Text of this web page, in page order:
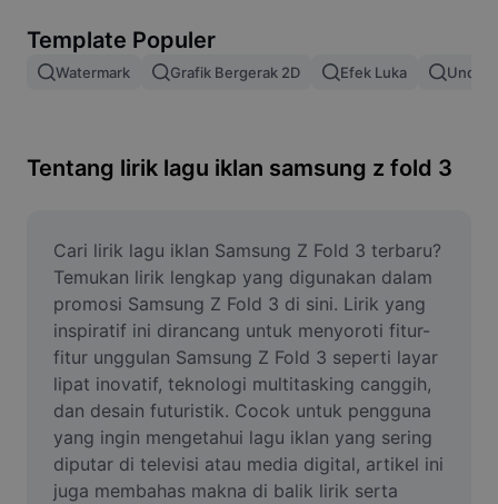
Gabung gambar
Ubah Ukuran Gambar
Pembuat Meme
AI Text Remover
AI People Remover
AI Inpainting
Face Cutout
Template Populer
Watermark Grafik Bergerak 2D Efek Luka Unduh
Tentang lirik lagu iklan samsung z fold 3
Cari lirik lagu iklan Samsung Z Fold 3 terbaru?
Temukan lirik lengkap yang digunakan dalam
promosi Samsung Z Fold 3 di sini. Lirik yang
inspiratif ini dirancang untuk menyoroti fitur-
fitur unggulan Samsung Z Fold 3 seperti layar
lipat inovatif, teknologi multitasking canggih,
dan desain futuristik. Cocok untuk pengguna
yang ingin mengetahui lagu iklan yang sering
diputar di televisi atau media digital, artikel ini
juga membahas makna di balik lirik serta